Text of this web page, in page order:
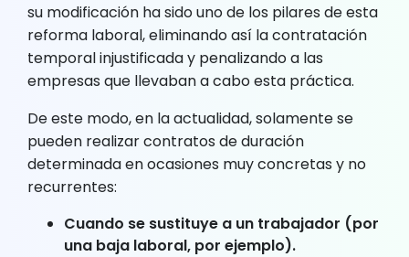
su modificación ha sido uno de los pilares de esta
reforma laboral, eliminando así la contratación
temporal injustificada y penalizando a las
empresas que llevaban a cabo esta práctica.
De este modo, en la actualidad, solamente se
pueden realizar contratos de duración
determinada en ocasiones muy concretas y no
recurrentes:
Cuando se sustituye a un trabajador (por
una baja laboral, por ejemplo).